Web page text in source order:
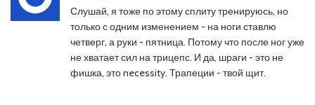
Слушай, я тоже по этому сплиту тренируюсь, но
только с одним изменением - на ноги ставлю
четверг, а руки - пятница. Потому что после ног уже
не хватает сил на трицепс. И да, шраги - это не
фишка, это necessity. Трапеции - твой щит.